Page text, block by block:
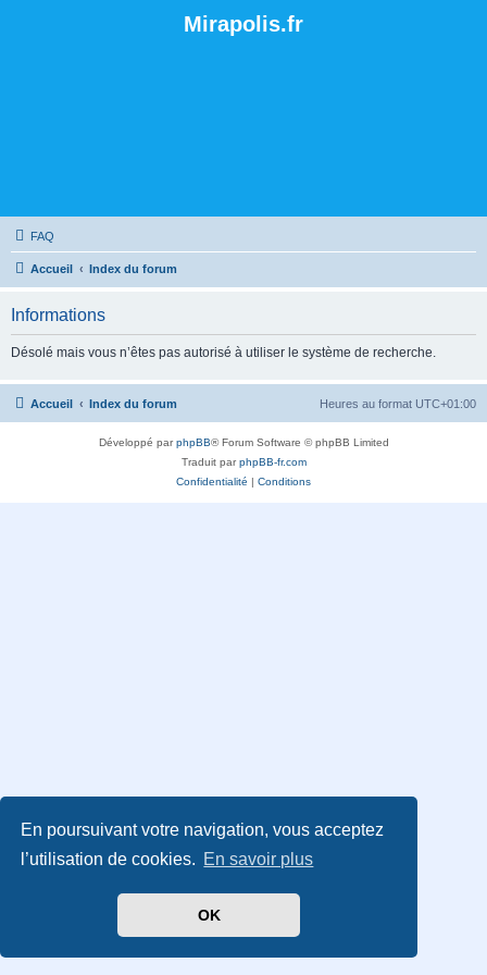
En poursuivant votre navigation, vous acceptez
l’utilisation de cookies. En savoir plus
OK
Mirapolis.fr
FAQ
Accueil Index du forum
Informations
Désolé mais vous n’êtes pas autorisé à utiliser le système de recherche.
Accueil Index du forum Heures au format UTC+01:00
Développé parphpBB® Forum Software © phpBB Limited
Traduit parphpBB-fr.com
Confidentialité | Conditions